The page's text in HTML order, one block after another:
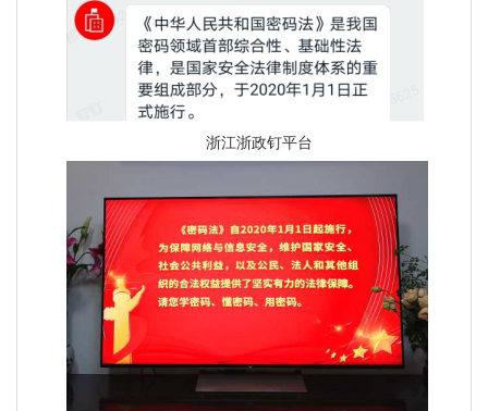
浙江浙政钉平台